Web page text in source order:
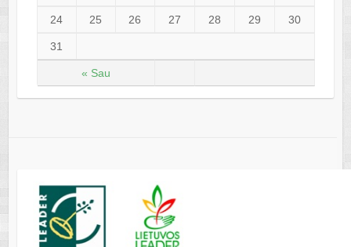
« Sau
24 25 26 27 28 29 30
31